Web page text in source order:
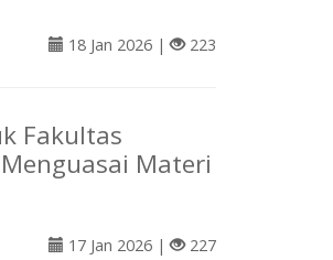
18 Jan 2026 | 223
Fakultas
Materi
17 Jan 2026 | 227